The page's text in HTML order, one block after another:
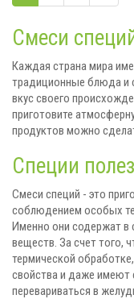
Смеси
Каждая страна мира
традиционные блюда и
вкус своего
приготовите
продуктов можно
Специи
Смеси специй - это
соблюдением особых
Именно они содержат в
веществ. За счет того,
термической
свойства и даже имеют
перевариваться в